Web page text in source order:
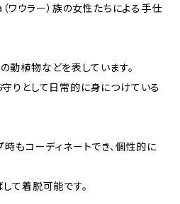
ワウラー）族の女性たちによる手仕
植物などを表しています。
りとして日常的に身につけている
時もコーディネートでき、個性的に
て着脱可能です。